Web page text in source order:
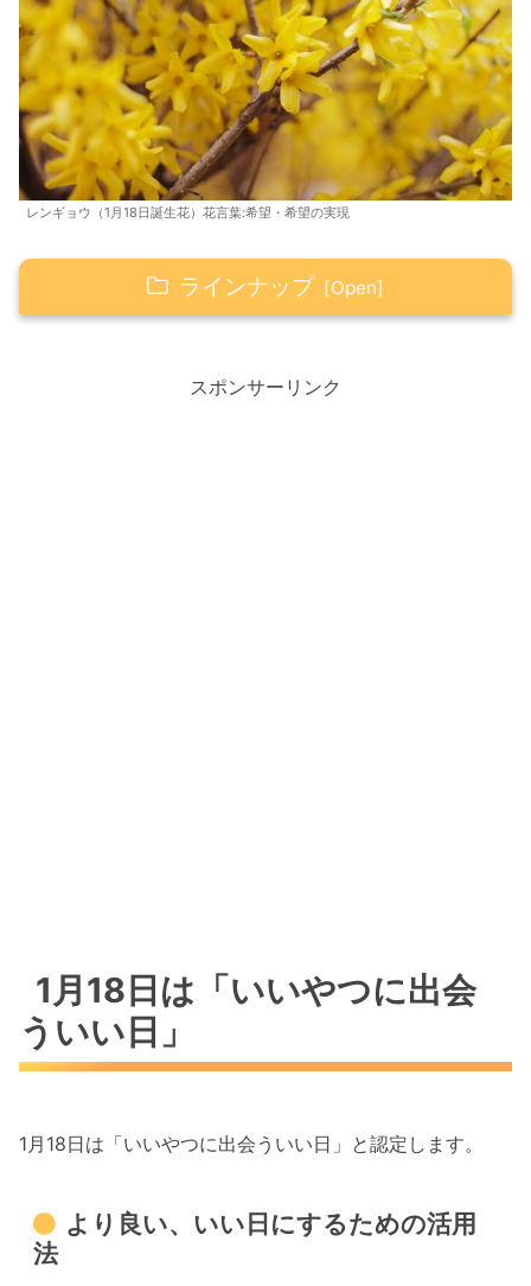
レンギョウ（1月18日誕生花）花言葉:希望・希望の実現
ラインナップ
より良い、いい日にするための活用法
スポンサーリンク
1月18日は「いいやつに出会
ういい日」
1月18日は「いいやつに出会ういい日」と認定します。
より良い、いい日にするための活用
法